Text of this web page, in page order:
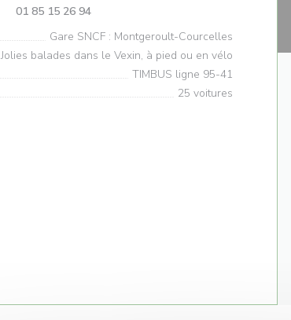
01 85 15 26 94
Gare SNCF : Montgeroult-Courcelles
Jolies balades dans le Vexin, à pied ou en vélo
TIMBUS ligne 95-41
25 voitures